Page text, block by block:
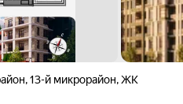
,13-й микрорайон,ЖК